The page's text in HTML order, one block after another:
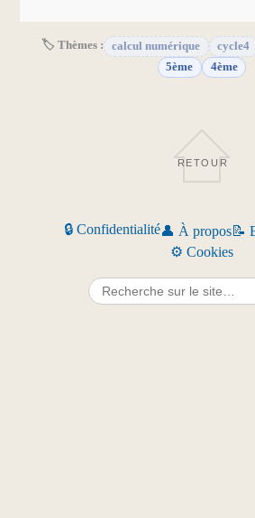
🏷 Thèmes : calcul numérique cycle4
5ème
4ème
RETOUR
🔒 Confidentialité👤 À propos📝
⚙️ Cookies